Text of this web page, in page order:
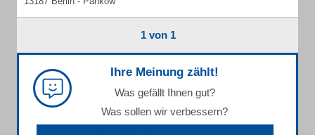
1 von 1
Ihre Meinung zählt!
Was gefällt Ihnen gut?
Was sollen wir verbessern?